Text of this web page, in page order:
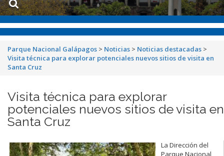
Parque Nacional Galápagos > Noticias > Noticias destacadas >
Visita técnica para explorar potenciales nuevos sitios de visita en
Santa Cruz
Visita técnica para explorar
potenciales nuevos sitios de visita en
Santa Cruz
La Dirección del
Parque Nacional